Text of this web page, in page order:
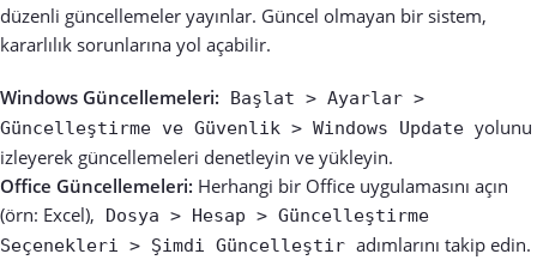
düzenli güncellemeler yayınlar. Güncel olmayan bir sistem,
kararlılık sorunlarına yol açabilir.
Windows Güncellemeleri:
Başlat > Ayarlar >
Güncelleştirme ve Güvenlik > Windows Update yolunu
izleyerek güncellemeleri denetleyin ve yükleyin.
Office Güncellemeleri: Herhangi bir Office uygulamasını açın
(örn: Excel),
Dosya > Hesap > Güncelleştirme
Seçenekleri > Şimdi Güncelleştir adımlarını takip edin.